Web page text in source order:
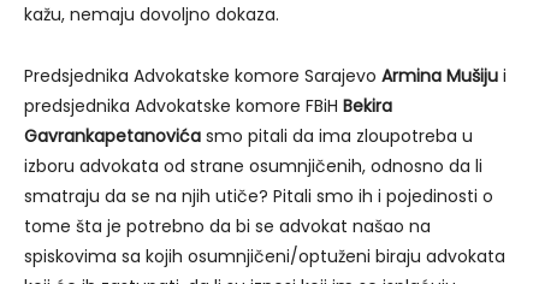
kažu, nemaju dovoljno dokaza.
Predsjednika Advokatske komore Sarajevo Armina Mušiju i
predsjednika Advokatske komore FBiH Bekira
Gavrankapetanovića smo pitali da ima zloupotreba u
izboru advokata od strane osumnjičenih, odnosno da li
smatraju da se na njih utiče? Pitali smo ih i pojedinosti o
tome šta je potrebno da bi se advokat našao na
spiskovima sa kojih osumnjičeni/optuženi biraju advokata